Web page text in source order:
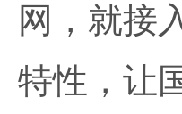
网，就接
特性，让